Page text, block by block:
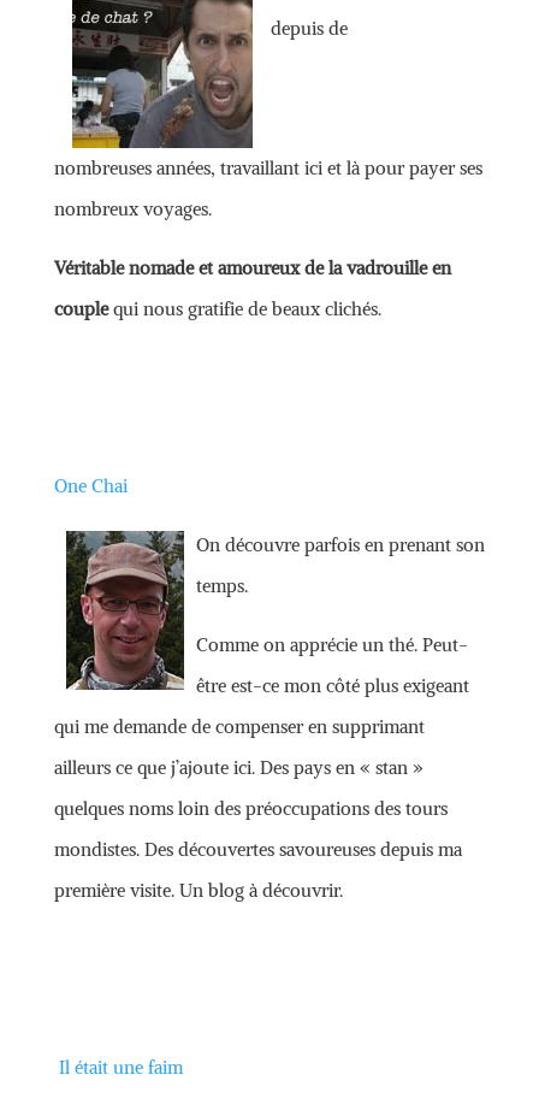
depuis de
nombreuses années, travaillant ici et là pour payer ses
nombreux voyages.
Véritable nomade et amoureux de la vadrouille en
couplequi nous gratifie de beaux clichés.
One Chai
On découvre parfois en prenant son
temps.
Comme on apprécie un thé. Peut-
être est-ce mon côté plus exigeant
qui me demande de compenser en supprimant
ailleurs ce que j’ajoute ici. Des pays en « stan »
quelques noms loin des préoccupations des tours
mondistes. Des découvertes savoureuses depuis ma
première visite. Un blog à découvrir.
Il était une faim